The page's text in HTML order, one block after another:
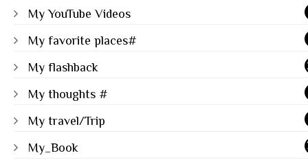
My YouTube Videos
My favorite places#
My flashback
My thoughts #
My travel/Trip
My_Book